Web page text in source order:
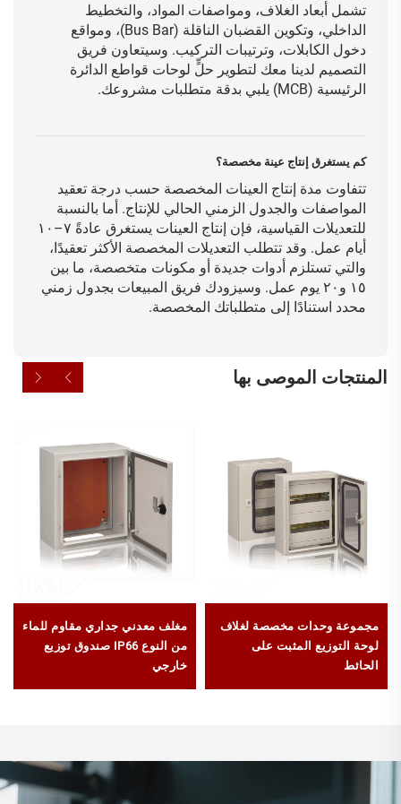
تشمل أبعاد الغلاف، ومواصفات المواد، والتخطيط
الداخلي، وتكوين القضبان الناقلة (Bus Bar)، ومواقع
دخول الكابلات، وترتيبات التركيب. وسيتعاون فريق
التصميم لدينا معك لتطوير حلٍّ لوحات قواطع الدائرة
الرئيسية (MCB) يلبي بدقة متطلبات مشروعك.
كم يستغرق إنتاج عينة مخصصة؟
تتفاوت مدة إنتاج العينات المخصصة حسب درجة تعقيد
المواصفات والجدول الزمني الحالي للإنتاج. أما بالنسبة
للتعديلات القياسية، فإن إنتاج العينات يستغرق عادةً ٧–١٠
أيام عمل. وقد تتطلب التعديلات المخصصة الأكثر تعقيدًا،
والتي تستلزم أدوات جديدة أو مكونات متخصصة، ما بين
١٥ و٢٠ يوم عمل. وسيزودك فريق المبيعات بجدول زمني
محدد استنادًا إلى متطلباتك المخصصة.
المنتجات الموصى بها
مجموعة وحدات مخصصة لغلاف
لوحة التوزيع المثبت على
الحائط
مغلف معدني جداري مقاوم للماء
من النوع IP66 صندوق توزيع
خارجي